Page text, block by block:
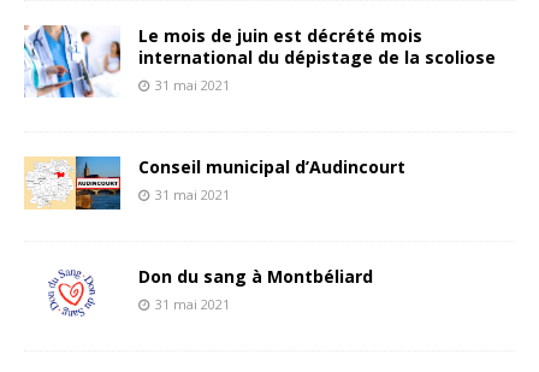
Le mois de juin est décrété mois
international du dépistage de la scoliose
31 mai 2021
Conseil municipal d’Audincourt
31 mai 2021
Don du sang à Montbéliard
31 mai 2021